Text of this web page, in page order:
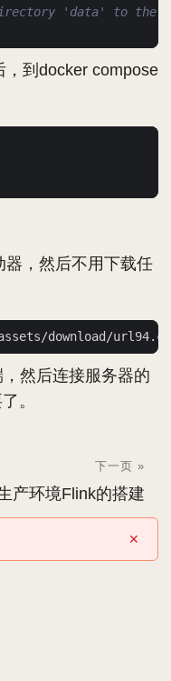
'data' to the
到docker compose
，然后不用下载任
然后连接服务器的
。
下一页 »
产环境Flink的搭建